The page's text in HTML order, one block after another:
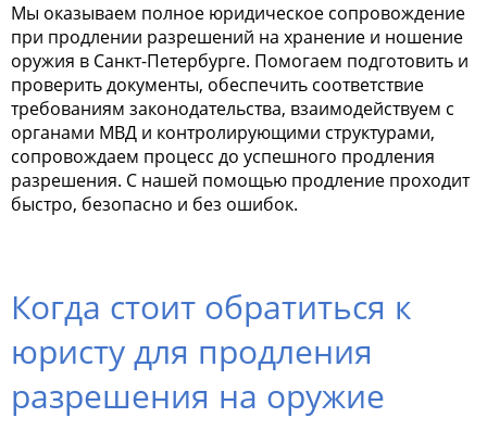
Мы оказываем полное юридическое сопровождение
при продлении разрешений на хранение и ношение
оружия в Санкт-Петербурге. Помогаем подготовить и
проверить документы, обеспечить соответствие
требованиям законодательства, взаимодействуем с
органами МВД и контролирующими структурами,
сопровождаем процесс до успешного продления
разрешения. С нашей помощью продление проходит
быстро, безопасно и без ошибок.
Когда стоит обратиться к
юристу для продления
разрешения на оружие